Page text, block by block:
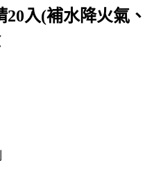
20入(補水降火氣、